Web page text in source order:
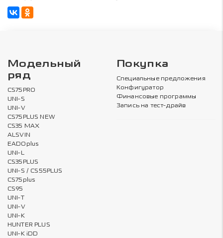
Модельный
ряд
CS75PRO
UNI-S
UNI-V
CS75PLUS NEW
CS35 MAX
ALSVIN
EADOplus
UNI-L
CS35PLUS
UNI-S / CS55PLUS
CS75plus
CS95
UNI-T
UNI-V
UNI-K
HUNTER PLUS
UNI-K iDD
Покупка
Специальные предложения
Конфигуратор
Финансовые программы
Запись на тест-драйв